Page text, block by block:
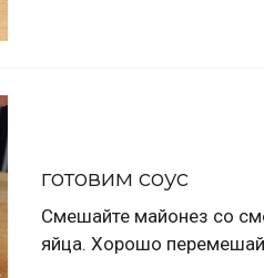
готовим соус
Смешайте майонез со
яйца. Хорошо